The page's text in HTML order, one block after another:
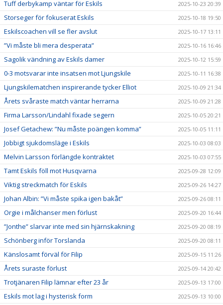
Tuff derbykamp väntar för Eskils 2025-10-23 20:39
Storseger för fokuserat Eskils 2025-10-18 19:50
Eskilscoachen vill se fler avslut 2025-10-17 13:11
”Vi måste bli mera desperata” 2025-10-16 16:46
Sagolik vändning av Eskils damer 2025-10-12 15:59
0-3 motsvarar inte insatsen mot Ljungskile 2025-10-11 16:38
Ljungskilematchen inspirerande tycker Elliot 2025-10-09 21:34
Årets svåraste match väntar herrarna 2025-10-09 21:28
Firma Larsson/Lindahl fixade segern 2025-10-05 20:21
Josef Getachew: ”Nu måste poängen komma” 2025-10-05 11:11
Jobbigt sjukdomsläge i Eskils 2025-10-03 08:03
Melvin Larsson förlängde kontraktet 2025-10-03 07:55
Tamt Eskils föll mot Husqvarna 2025-09-28 12:09
Viktig streckmatch för Eskils 2025-09-26 14:27
Johan Albin: ”Vi måste spika igen bakåt” 2025-09-26 08:11
Orgie i målchanser men förlust 2025-09-20 16:44
”Jonthe” slarvar inte med sin hjärnskakning 2025-09-20 08:19
Schönberg inför Torslanda 2025-09-20 08:11
Känslosamt förväl för Filip 2025-09-15 11:26
Årets suraste förlust 2025-09-14 20:42
Trotjänaren Filip lämnar efter 23 år 2025-09-13 17:00
Eskils mot lag i hysterisk form 2025-09-13 10:00